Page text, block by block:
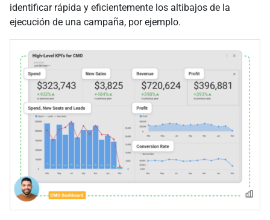
identificar rápida y eficientemente los altibajos de la
ejecución de una campaña, por ejemplo.